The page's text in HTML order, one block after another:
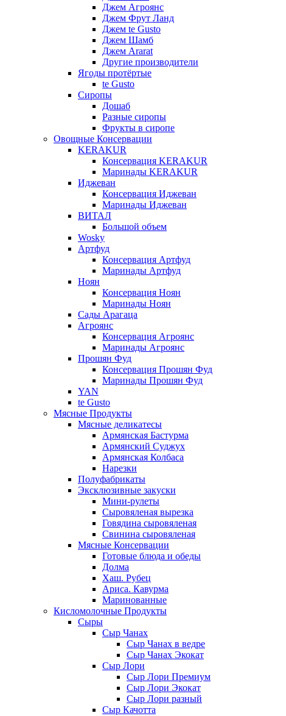
Джем Агроянс
Джем Фрут Ланд
Джем te Gusto
Джем Шамб
Джем Ararat
Другие производители
Ягоды протёртые
te Gusto
Сиропы
Дошаб
Разные сиропы
Фрукты в сиропе
Овощные Консервации
KERAKUR
Консервация KERAKUR
Маринады KERAKUR
Иджеван
Консервация Иджеван
Маринады Иджеван
ВИТАЛ
Большой объем
Wosky
Артфуд
Консервация Артфуд
Маринады Артфуд
Ноян
Консервация Ноян
Маринады Ноян
Сады Арагаца
Агроянс
Консервация Агроянс
Маринады Агроянс
Прошян Фуд
Консервация Прошян Фуд
Маринады Прошян Фуд
YAN
te Gusto
Мясные Продукты
Мясные деликатесы
Армянская Бастурма
Армянский Суджух
Армянская Колбаса
Нарезки
Полуфабрикаты
Эксклюзивные закуски
Мини-рулеты
Сыровяленая вырезка
Говядина сыровяленая
Свинина сыровяленая
Мясные Консервации
Готовые блюда и обеды
Долма
Хаш. Рубец
Ариса. Кавурма
Маринованные
Кисломолочные Продукты
Сыры
Сыр Чанах
Сыр Чанах в ведре
Сыр Чанах Экокат
Сыр Лори
Сыр Лори Премиум
Сыр Лори Экокат
Сыр Лори разный
Сыр Качотта